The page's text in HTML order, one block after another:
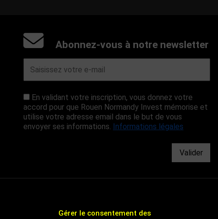
Gérer le consentement des
Abonnez-vous à notre newsletter
En validant votre inscription, vous donnez votre
accord pour que Rouen Normandy Invest mémorise et
utilise votre adresse email dans le but de vous
envoyer ses informations. Informations légales
Valider